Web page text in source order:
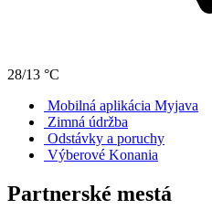
28/13 °C
Mobilná aplikácia Myjava
Zimná údržba
Odstávky a poruchy
Výberové Konania
Partnerské mestá